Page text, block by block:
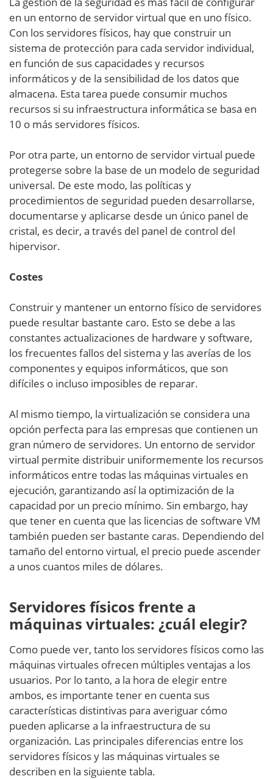
en un entorno de servidor virtual que en uno físico.
Con los servidores físicos, hay que construir un
sistema de protección para cada servidor individual,
en función de sus capacidades y recursos
informáticos y de la sensibilidad de los datos que
almacena. Esta tarea puede consumir muchos
recursos si su infraestructura informática se basa en
10 o más servidores físicos.
Por otra parte, un entorno de servidor virtual puede
protegerse sobre la base de un modelo de seguridad
universal. De este modo, las políticas y
procedimientos de seguridad pueden desarrollarse,
documentarse y aplicarse desde un único panel de
cristal, es decir, a través del panel de control del
hipervisor.
Costes
Construir y mantener un entorno físico de servidores
puede resultar bastante caro. Esto se debe a las
constantes actualizaciones de hardware y software,
los frecuentes fallos del sistema y las averías de los
componentes y equipos informáticos, que son
difíciles o incluso imposibles de reparar.
Al mismo tiempo, la virtualización se considera una
opción perfecta para las empresas que contienen un
gran número de servidores. Un entorno de servidor
virtual permite distribuir uniformemente los recursos
informáticos entre todas las máquinas virtuales en
ejecución, garantizando así la optimización de la
capacidad por un precio mínimo. Sin embargo, hay
que tener en cuenta que las licencias de software VM
también pueden ser bastante caras. Dependiendo del
tamaño del entorno virtual, el precio puede ascender
a unos cuantos miles de dólares.
Servidores físicos frente a
máquinas virtuales: ¿cuál elegir?
Como puede ver, tanto los servidores físicos como las
máquinas virtuales ofrecen múltiples ventajas a los
usuarios. Por lo tanto, a la hora de elegir entre
ambos, es importante tener en cuenta sus
características distintivas para averiguar cómo
pueden aplicarse a la infraestructura de su
organización. Las principales diferencias entre los
servidores físicos y las máquinas virtuales se
describen en la siguiente tabla.